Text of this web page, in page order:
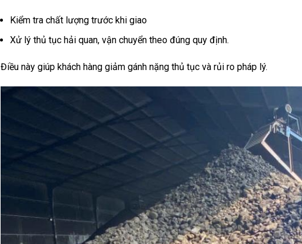
Kiểm tra chất lượng trước khi giao
Xử lý thủ tục hải quan, vận chuyển theo đúng quy định.
Điều này giúp khách hàng giảm gánh nặng thủ tục và rủi ro pháp lý.